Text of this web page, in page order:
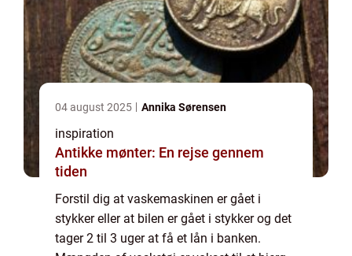
04 august 2025 Annika Sørensen
inspiration
Antikke mønter: En rejse gennem
tiden
Forstil dig at vaskemaskinen er gået i
stykker eller at bilen er gået i stykker og det
tager 2 til 3 uger at få et lån i banken.